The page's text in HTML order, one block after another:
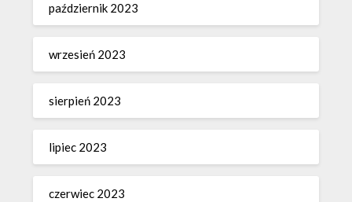
październik 2023
wrzesień 2023
sierpień 2023
lipiec 2023
czerwiec 2023